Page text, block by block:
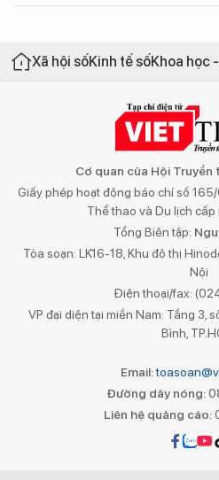
Xã hội sốKinh tế sốKhoa học
Cơ quan của Hội Truyền
Giấy phép hoạt động báo chí số
Thể thao và Du lịch
Tổng Biên tập:
Tòa soạn: LK16-18, Khu đô thị
Nội
Điện thoại/fax:
VP đại diện tại miền Nam: Tầng 3,
Bình,
Email:
Đường dây nóng:
Liên hệ quảng cáo: